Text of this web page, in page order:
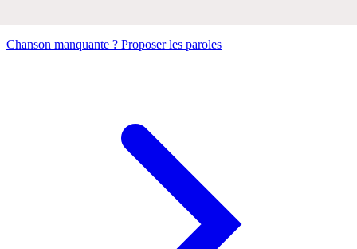
Chanson manquante ? Proposer les paroles